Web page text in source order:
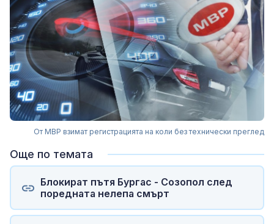
От МВР взимат регистрацията на коли без технически преглед
Още по темата
Блокират пътя Бургас - Созопол след
поредната нелепа смърт